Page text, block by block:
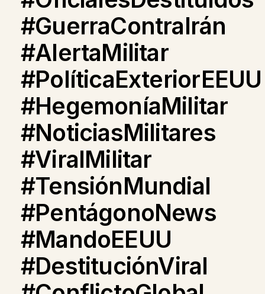
#GuerraContraIrán
#AlertaMilitar
#PolíticaExteriorEEUU
#HegemoníaMilitar
#NoticiasMilitares
#ViralMilitar
#TensiónMundial
#PentágonoNews
#MandoEEUU
#DestituciónViral